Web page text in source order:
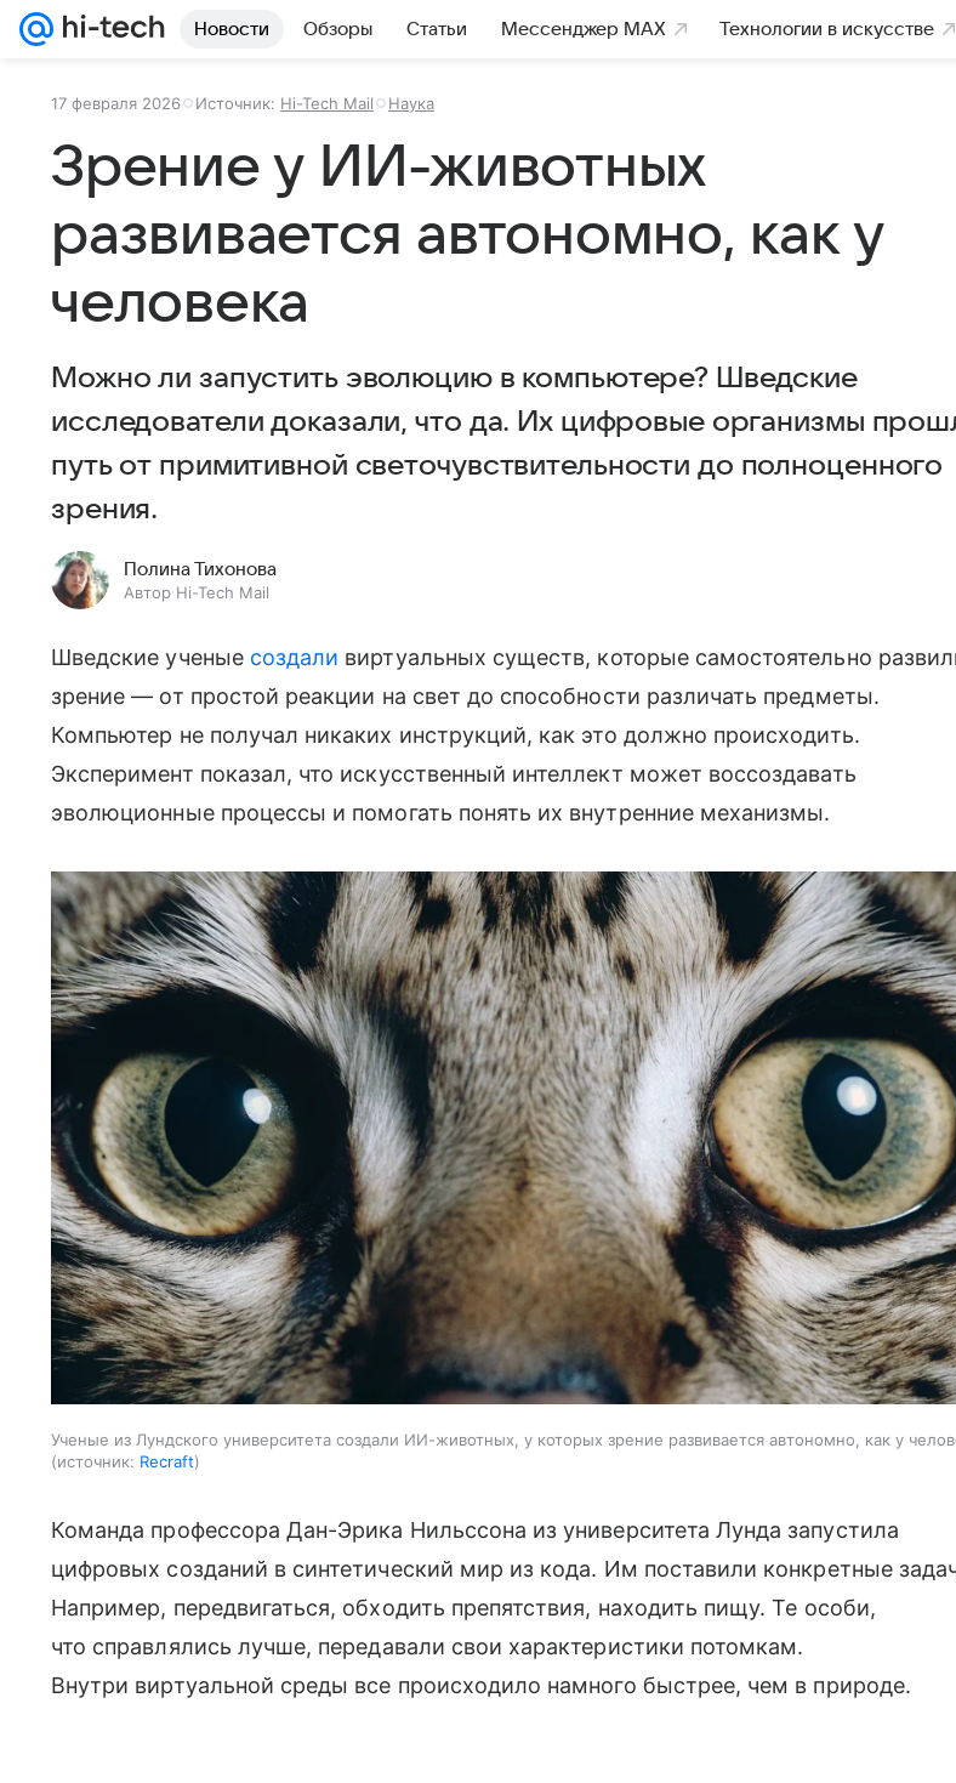
Новости Обзоры Статьи Мессенджер MAX Технологии в искусстве
17 февраля 2026 Источник: Hi-Tech Mail Наука
Зрение у ИИ-животных
развивается автономно, как у
человека
Можно ли запустить эволюцию в компьютере? Шведские
исследователи доказали, что да. Их цифровые организмы
путь от примитивной светочувствительности до полноценного
зрения.
Полина Тихонова
Автор Hi-Tech Mail
Шведские ученые создали виртуальных существ, которые самостоятельно
зрение — от простой реакции на свет до способности различать предметы.
Компьютер не получал никаких инструкций, как это должно происходить.
Эксперимент показал, что искусственный интеллект может воссоздавать
эволюционные процессы и помогать понять их внутренние механизмы.
Ученые из Лундского университета создали ИИ-животных, у которых зрение развивается автономно, как у
источник: Recraft
Команда профессора Дан-Эрика Нильссона из университета Лунда запустила
цифровых созданий в синтетический мир из кода. Им поставили конкретные
Например, передвигаться, обходить препятствия, находить пищу. Те особи,
что справлялись лучше, передавали свои характеристики потомкам.
Внутри виртуальной среды все происходило намного быстрее, чем в природе.